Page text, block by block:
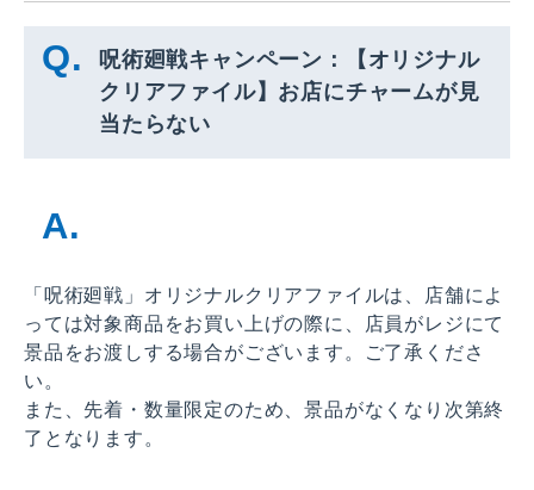
呪術廻戦キャンペーン：【オリジナル
クリアファイル】お店にチャームが見
当たらない
「呪術廻戦」オリジナルクリアファイルは、店舗によ
っては対象商品をお買い上げの際に、店員がレジにて
景品をお渡しする場合がございます。ご了承くださ
い。
また、先着・数量限定のため、景品がなくなり次第終
了となります。